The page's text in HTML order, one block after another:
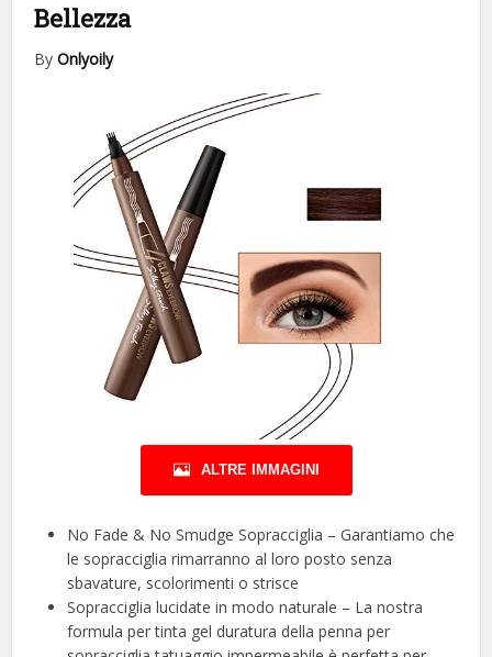
Bellezza
ByOnlyoily
ALTRE IMMAGINI
No Fade & No Smudge Sopracciglia – Garantiamo che
le sopracciglia rimarranno al loro posto senza
sbavature, scolorimenti o strisce
Sopracciglia lucidate in modo naturale – La nostra
formula per tinta gel duratura della penna per